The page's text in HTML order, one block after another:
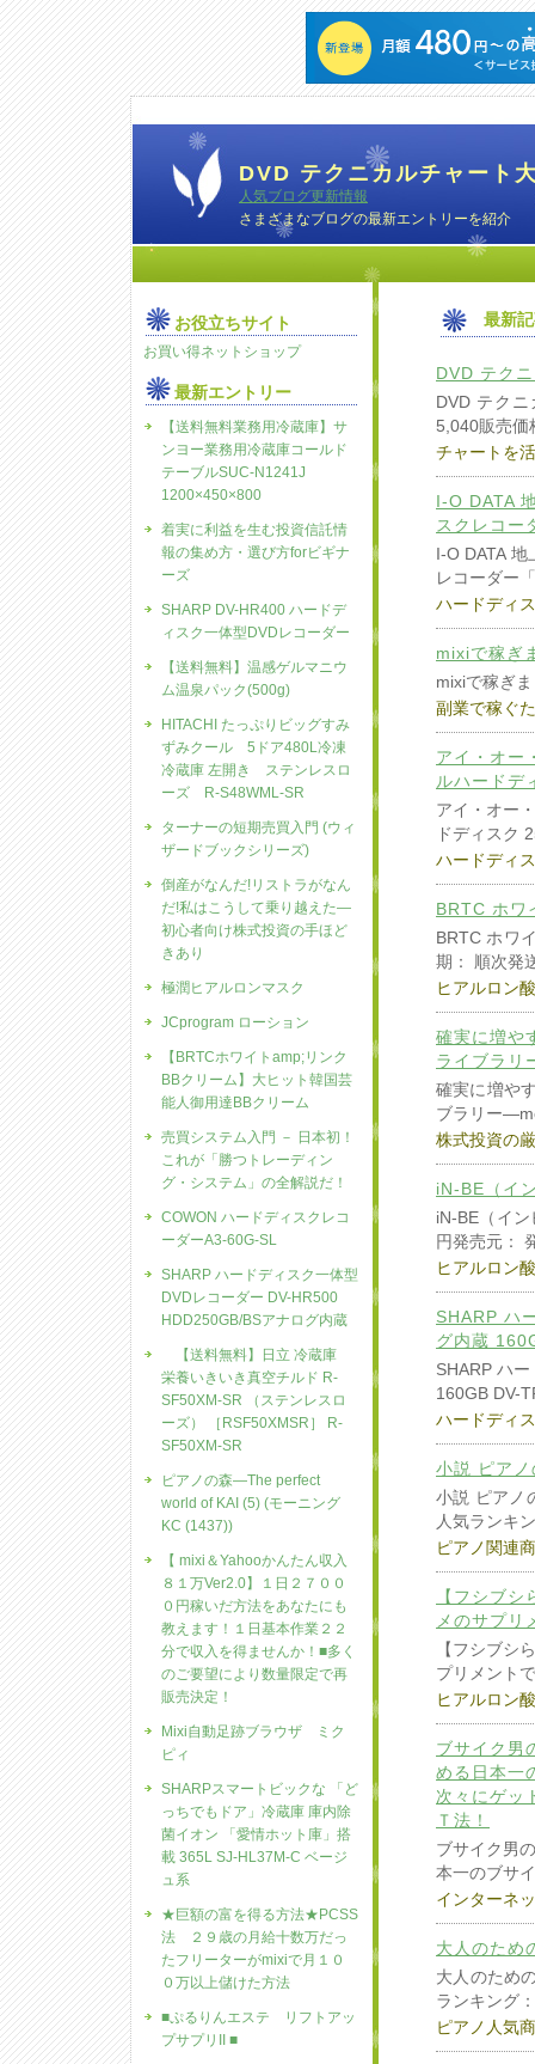
DVD テクニカルチャート
人気ブログ更新情報
さまざまなブログの最新エントリーを紹介
最新
DVD テク
DVD テク
5,040販売価
チャートを
I-O DATA
スクレコ
I-O DATA
レコーダー
ハードディ
mixiで稼ぎ
mixiで稼ぎ
副業で稼ぐ
アイ・オー
ルハードデ
アイ・オー
ドディスク
ハードディ
BRTC ホワ
BRTC ホワ
期： 順次発
ヒアルロン
確実に増や
ライブラ
確実に増や
ブラリー
株式投資の
iN-BE（イ
iN-BE（イ
円発売元：
ヒアルロン
SHARP ハ
グ内蔵
SHARP ハ
160GB DV-
ハードディ
小説 ピア
小説 ピアノ
人気ランキ
ピアノ関連
【フシブ
メのサプリ
【フシブシ
プリメント
ヒアルロン
ブサイク男
める日本一
次々にゲッ
Ｔ法！
ブサイク男
本一のブサ
インターネ
大人のため
大人のため
ランキング
ピアノ人気
お役立ちサイト
お買い得ネットショップ
最新エントリー
【送料無料業務用冷蔵庫】サ
ンヨー業務用冷蔵庫コールド
テーブルSUC-N1241J
1200×450×800
着実に利益を生む投資信託情
報の集め方・選び方forビギナ
ーズ
SHARP DV-HR400 ハードデ
ィスク一体型DVDレコーダー
【送料無料】温感ゲルマニウ
ム温泉パック(500g)
HITACHI たっぷりビッグすみ
ずみクール 5ドア480L冷凍
冷蔵庫 左開き ステンレスロ
ーズ R-S48WML-SR
ターナーの短期売買入門 (ウィ
ザードブックシリーズ)
倒産がなんだ!リストラがなん
だ!私はこうして乗り越えた―
初心者向け株式投資の手ほど
きあり
極潤ヒアルロンマスク
JCprogram ローション
【BRTCホワイトamp;リンク
BBクリーム】大ヒット韓国芸
能人御用達BBクリーム
売買システム入門 － 日本初！
これが「勝つトレーディン
グ・システム」の全解説だ！
COWON ハードディスクレコ
ーダーA3-60G-SL
SHARP ハードディスク一体型
DVDレコーダー DV-HR500
HDD250GB/BSアナログ内蔵
【送料無料】日立 冷蔵庫
栄養いきいき真空チルド R-
SF50XM-SR （ステンレスロ
ーズ） ［RSF50XMSR］ R-
SF50XM-SR
ピアノの森―The perfect
world of KAI (5) (モーニング
KC (1437))
【 mixi＆Yahooかんたん収入
８１万Ver2.0】１日２７００
０円稼いだ方法をあなたにも
教えます！１日基本作業２２
分で収入を得ませんか！■多く
のご要望により数量限定で再
販売決定！
Mixi自動足跡ブラウザ ミク
ピィ
SHARPスマートビックな 「ど
っちでもドア」冷蔵庫 庫内除
菌イオン 「愛情ホット庫」搭
載 365L SJ-HL37M-C ベージ
ュ系
★巨額の富を得る方法★PCSS
法 ２９歳の月給十数万だっ
たフリーターがmixiで月１０
０万以上儲けた方法
■ぷるりんエステ リフトアッ
プサプリII ■